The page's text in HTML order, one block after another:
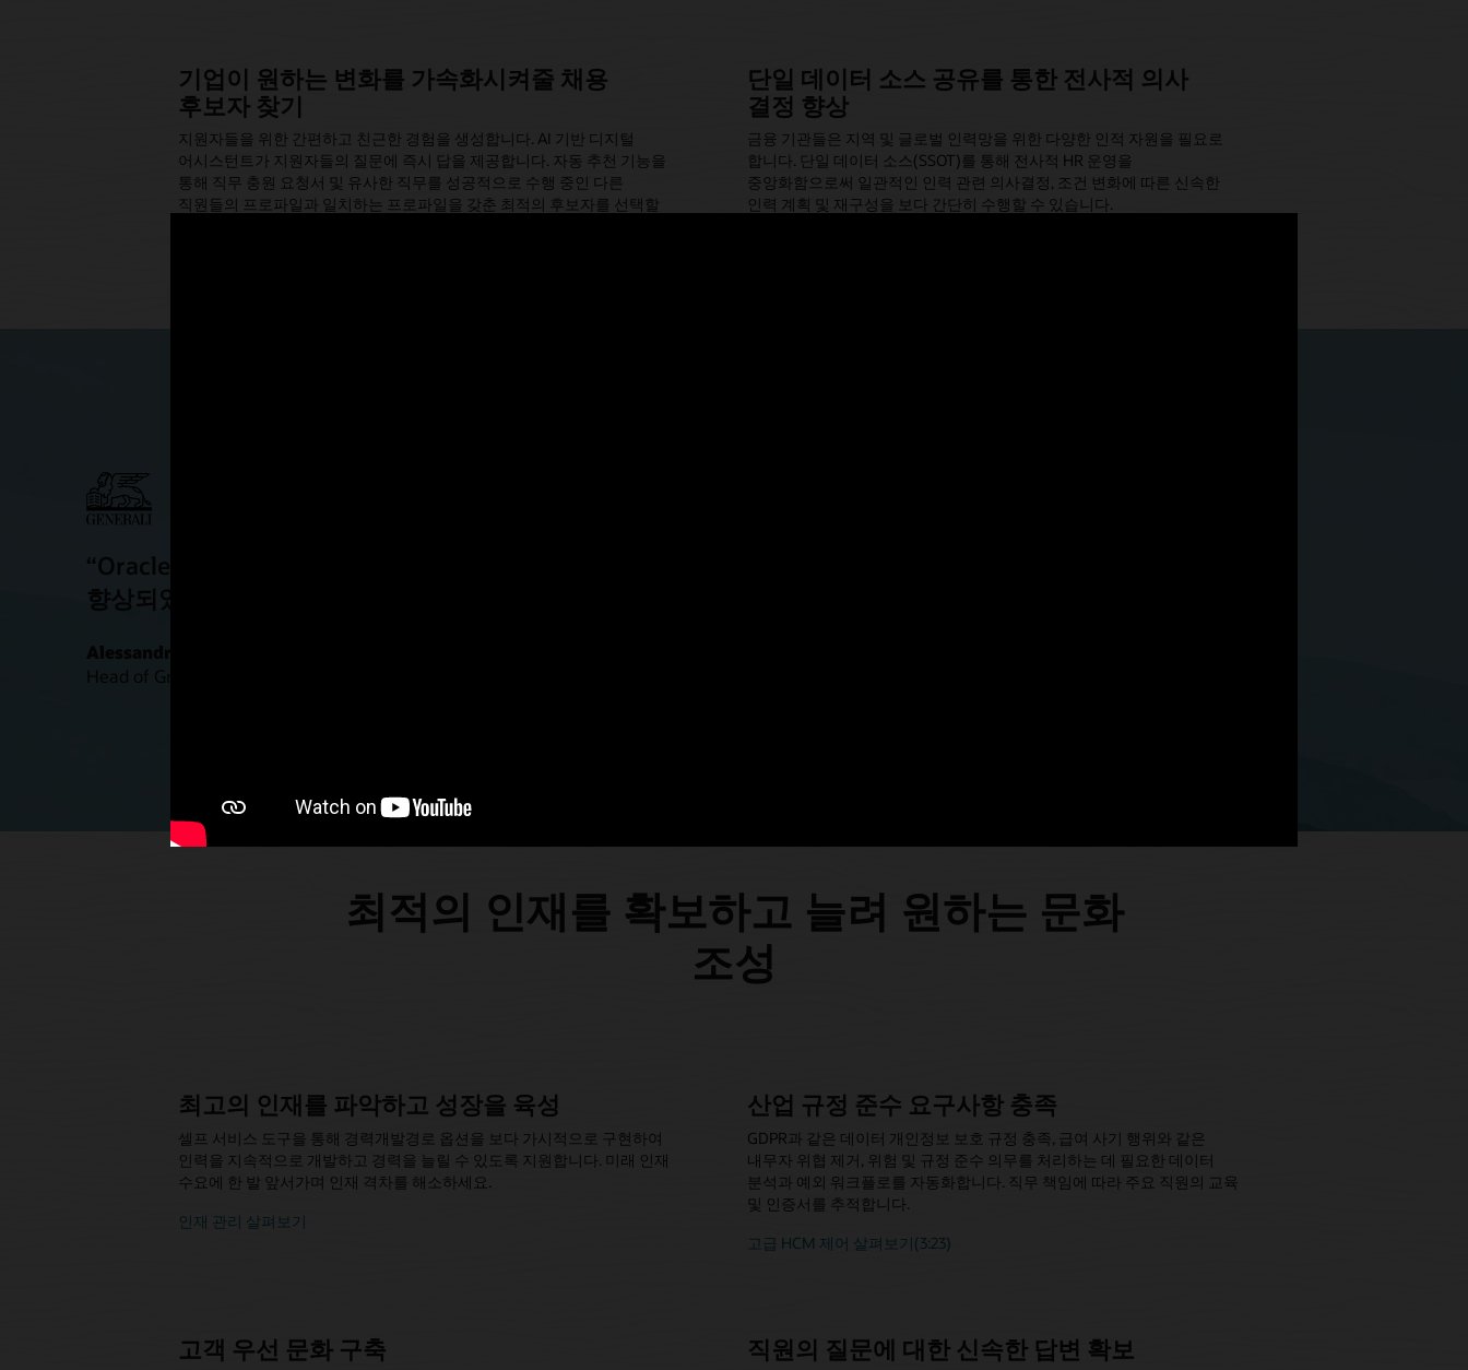
기업이 원하는 변화를 가속화시켜줄 채용
후보자 찾기
지원자들을 위한 간편하고 친근한 경험을 생성합니다. AI 기반 디지털
어시스턴트가 지원자들의 질문에 즉시 답을 제공합니다. 자동 추천 기능을
통해 직무 충원 요청서 및 유사한 직무를 성공적으로 수행 중인 다른
직원들의 프로파일과 일치하는 프로파일을 갖춘 최적의 후보자를 선택할
단일 데이터 소스 공유를 통한 전사적 의사
결정 향상
금융 기관들은 지역 및 글로벌 인력망을 위한 다양한 인적 자원을 필요로
합니다. 단일 데이터 소스(SSOT)를 통해 전사적 HR 운영을
중앙화함으로써 일관적인 인력 관련 의사결정, 조건 변화에 따른 신속한
인력 계획 및 재구성을 보다 간단히 수행할 수 있습니다.
“Oracle Cloud HCM을 통해 HR 부서의 글로벌화 및 표준화를 이루었고, 전략적 인력 계획 및 인재 관리 역량이 크게
향상되었습니다.”
Alessandro Protasoni
Head of Group Strategic Workforce Planning, Assicurazioni Generali
최적의 인재를 확보하고 늘려 원하는 문화
조성
최고의 인재를 파악하고 성장을 육성
셀프 서비스 도구을 통해 경력개발경로 옵션을 보다 가시적으로 구현하여
인력을 지속적으로 개발하고 경력을 늘릴 수 있도록 지원합니다. 미래 인재
수요에 한 발 앞서가며 인재 격차를 해소하세요.
인재 관리 살펴보기
산업 규정 준수 요구사항 충족
GDPR과 같은 데이터 개인정보 보호 규정 충족, 급여 사기 행위와 같은
내무자 위협 제거, 위험 및 규정 준수 의무를 처리하는 데 필요한 데이터
분석과 예외 워크플로를 자동화합니다. 직무 책임에 따라 주요 직원의 교육
및 인증서를 추적합니다.
고급 HCM 제어 살펴보기(3:23)
고객 우선 문화 구축 직원의 질문에 대한 신속한 답변 확보